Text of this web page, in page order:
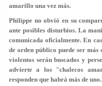
amarillo una vez más.
Philippe no obvió en su
ante posibles disturbios. La
comunicada oficialmente. En
de orden público puede ser
violentos serán buscados y
advierte a los "chalecos
responden que habrá más de uno.